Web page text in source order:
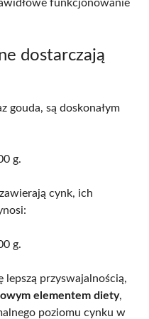
funkcjonowanie
dostarczają
gouda, są doskonałym
g.
cynk, ich
g.
lepszą przyswajalnością,
elementem diety,
poziomu cynku w